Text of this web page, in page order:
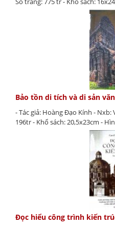
Bảo tồn di tích và di sản
- Tác giả: Hoàng Đạo Kính -
196tr - Khổ sách: 20,5x23cm -
Đọc hiểu công trình kiến